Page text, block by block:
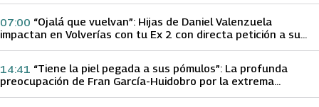
“Ojalá que vuelvan”: Hijas de Daniel Valenzuela
impactan en Volverías con tu Ex 2 con directa petición a su
07:00
“Tiene la piel pegada a sus pómulos”: La profunda
preocupación de Fran García-Huidobro por la extrema
14:41